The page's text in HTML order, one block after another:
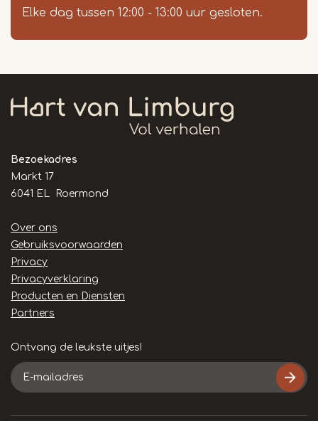
Elke dag tussen 12:00 - 13:00 uur gesloten.
Bezoekadres
Markt 17
6041 EL Roermond
Handige
links
Over ons
Gebruiksvoorwaarden
Privacy
Privacyverklaring
Producten en Diensten
Partners
Ontvang de leukste uitjes!
E-
mailadres